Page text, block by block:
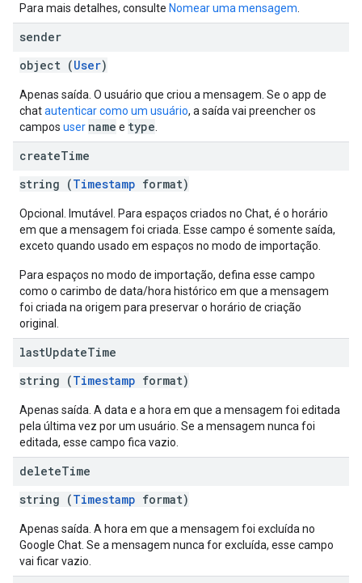
Para mais detalhes, consulte Nomear uma mensagem
sender
object (User)
Apenas saída. O usuário que criou a mensagem. Se o app de
chatautenticar como um usuário, a saída vai preencher os
campos user name e type
createTime
string (Timestamp format)
Opcional. Imutável. Para espaços criados no Chat, é o horário
em que a mensagem foi criada. Esse campo é somente saída,
exceto quando usado em espaços no modo de importação.
Para espaços no modo de importação, defina esse campo
como o carimbo de data/hora histórico em que a mensagem
foi criada na origem para preservar o horário de criação
original.
lastUpdateTime
string (Timestamp format)
Apenas saída. A data e a hora em que a mensagem foi editada
pela última vez por um usuário. Se a mensagem nunca foi
editada, esse campo fica vazio.
deleteTime
string (Timestamp format)
Apenas saída. A hora em que a mensagem foi excluída no
Google Chat. Se a mensagem nunca for excluída, esse campo
vai ficar vazio.